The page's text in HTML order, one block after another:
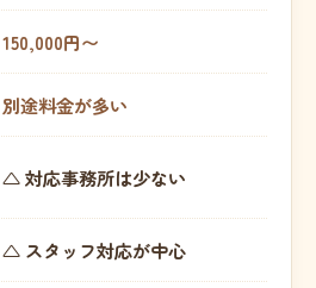
150,000円〜
別途料金が多い
△ 対応事務所は少ない
△ スタッフ対応が中心